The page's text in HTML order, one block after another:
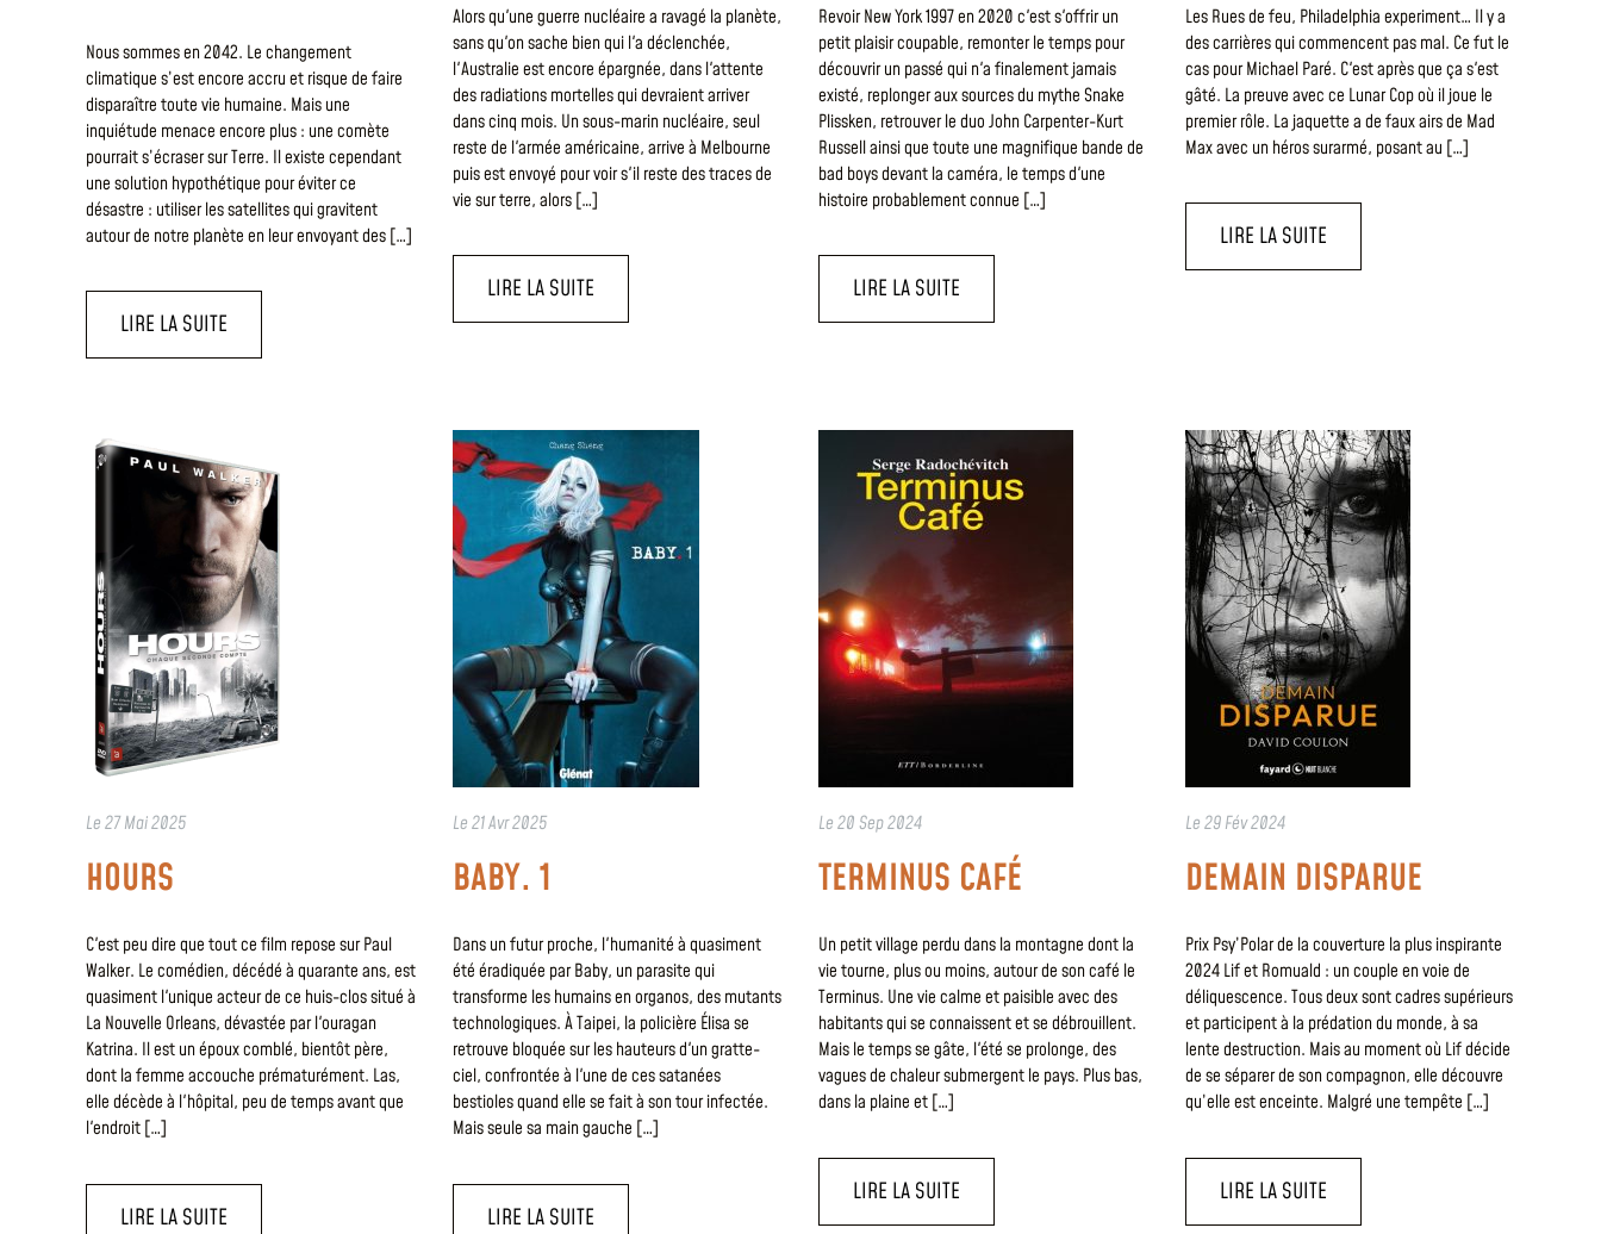
Nous sommes en 2042. Le changement
climatique s’est encore accru et risque de faire
disparaître toute vie humaine. Mais une
inquiétude menace encore plus : une comète
pourrait s’écraser sur Terre. Il existe cependant
une solution hypothétique pour éviter ce
désastre : utiliser les satellites qui gravitent
autour de notre planète en leur envoyant des […]
LIRE LA SUITE
Alors qu'une guerre nucléaire a ravagé la planète,
sans qu'on sache bien qui l'a déclenchée,
l'Australie est encore épargnée, dans l'attente
des radiations mortelles qui devraient arriver
dans cinq mois. Un sous-marin nucléaire, seul
reste de l'armée américaine, arrive à Melbourne
puis est envoyé pour voir s'il reste des traces de
vie sur terre, alors […]
LIRE LA SUITE
Revoir New York 1997 en 2020 c'est s'offrir un
petit plaisir coupable, remonter le temps pour
découvrir un passé qui n'a finalement jamais
existé, replonger aux sources du mythe Snake
Plissken, retrouver le duo John Carpenter-Kurt
Russell ainsi que toute une magnifique bande de
bad boys devant la caméra, le temps d'une
histoire probablement connue […]
LIRE LA SUITE
Les Rues de feu, Philadelphia experiment… Il y a
des carrières qui commencent pas mal. Ce fut le
cas pour Michael Paré. C'est après que ça s'est
gâté. La preuve avec ce Lunar Cop où il joue le
premier rôle. La jaquette a de faux airs de Mad
Max avec un héros surarmé, posant au […]
LIRE LA SUITE
Le27 Mai 2025
HOURS
C'est peu dire que tout ce film repose sur Paul
Walker. Le comédien, décédé à quarante ans, est
quasiment l'unique acteur de ce huis-clos situé à
La Nouvelle Orleans, dévastée par l'ouragan
Katrina. Il est un époux comblé, bientôt père,
dont la femme accouche prématurément. Las,
elle décède à l'hôpital, peu de temps avant que
l'endroit […]
LIRE LA SUITE
Le21 Avr 2025
BABY. 1
Dans un futur proche, l'humanité à quasiment
été éradiquée par Baby, un parasite qui
transforme les humains en organos, des mutants
technologiques. À Taipei, la policière Élisa se
retrouve bloquée sur les hauteurs d'un gratte-
ciel, confrontée à l'une de ces satanées
bestioles quand elle se fait à son tour infectée.
Mais seule sa main gauche […]
LIRE LA SUITE
Le20 Sep 2024
TERMINUS CAFÉ
Un petit village perdu dans la montagne dont la
vie tourne, plus ou moins, autour de son café le
Terminus. Une vie calme et paisible avec des
habitants qui se connaissent et se débrouillent.
Mais le temps se gâte, l'été se prolonge, des
vagues de chaleur submergent le pays. Plus bas,
dans la plaine et […]
LIRE LA SUITE
Le29 Fév 2024
DEMAIN DISPARUE
Prix Psy’Polar de la couverture la plus inspirante
2024 Lif et Romuald : un couple en voie de
déliquescence. Tous deux sont cadres supérieurs
et participent à la prédation du monde, à sa
lente destruction. Mais au moment où Lif décide
de se séparer de son compagnon, elle découvre
qu’elle est enceinte. Malgré une tempête […]
LIRE LA SUITE